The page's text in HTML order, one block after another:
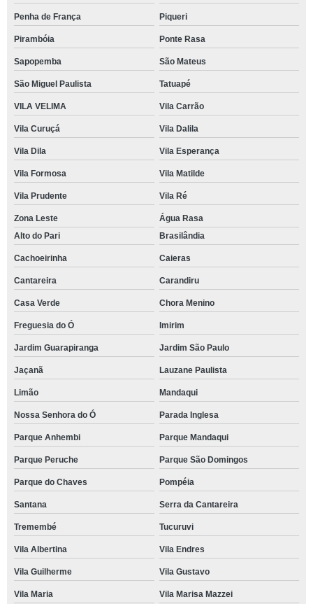
Penha de França Piqueri
Pirambóia Ponte Rasa
Sapopemba São Mateus
São Miguel Paulista Tatuapé
VILA VELIMA Vila Carrão
Vila Curuçá Vila Dalila
Vila Dila Vila Esperança
Vila Formosa Vila Matilde
Vila Prudente Vila Ré
Zona Leste
Água Rasa
Alto do Pari
Brasilândia
Cachoeirinha Caieras
Cantareira Carandiru
Casa Verde Chora Menino
Freguesia do Ó Imirim
Jardim Guarapiranga Jardim São Paulo
Jaçanã Lauzane Paulista
Limão Mandaqui
Nossa Senhora do Ó Parada Inglesa
Parque Anhembi Parque Mandaqui
Parque Peruche Parque São Domingos
Parque do Chaves Pompéia
Santana Serra da Cantareira
Tremembé Tucuruvi
Vila Albertina Vila Endres
Vila Guilherme Vila Gustavo
Vila Maria Vila Marisa Mazzei